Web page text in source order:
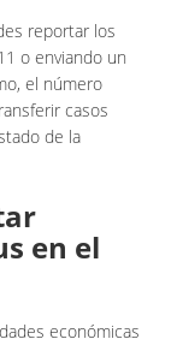
reportar los
o enviando un
el número
casos
de la
en el
económicas